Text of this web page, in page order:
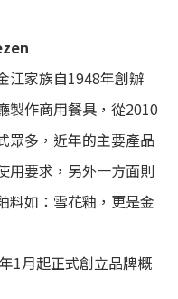
江家族自1948年創辦
製作商用餐具，從2010
眾多，近年的主要產品
用要求，另外一方面則
料如：雪花釉，更是金
1月起正式創立品牌概